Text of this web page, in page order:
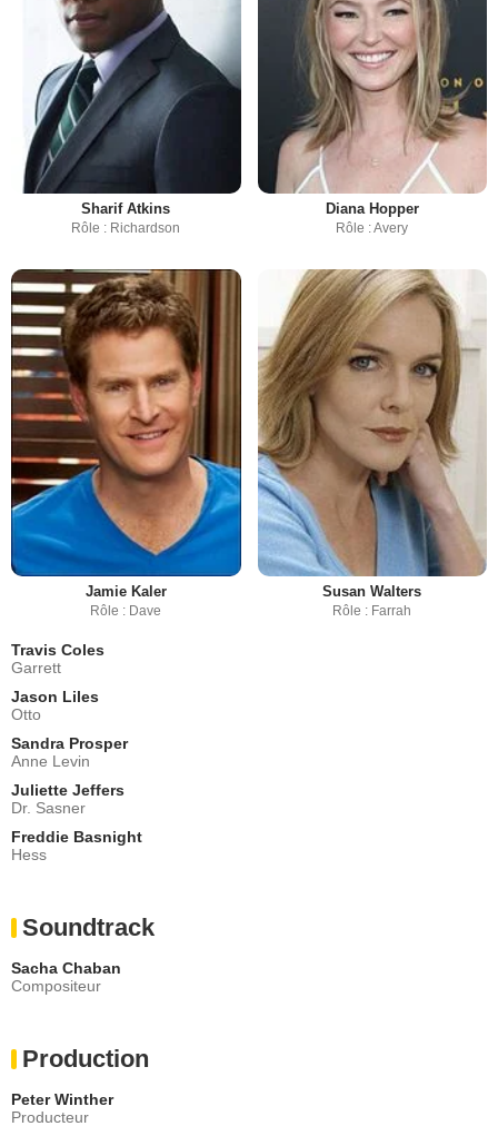
Sharif Atkins
Rôle : Richardson
Diana Hopper
Rôle : Avery
Jamie Kaler
Rôle : Dave
Susan Walters
Rôle : Farrah
Travis Coles
Garrett
Jason Liles
Otto
Sandra Prosper
Anne Levin
Juliette Jeffers
Dr. Sasner
Freddie Basnight
Hess
Soundtrack
Sacha Chaban
Compositeur
Production
Peter Winther
Producteur